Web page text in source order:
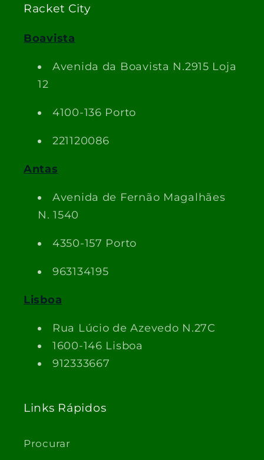
Racket City
Boavista
Avenida da Boavista N.2915 Loja
12
4100-136 Porto
221120086
Antas
Avenida de Fernão Magalhães
N. 1540
4350-157 Porto
963134195
Lisboa
Rua Lúcio de Azevedo N.27C
1600-146 Lisboa
912333667
Links Rápidos
Procurar